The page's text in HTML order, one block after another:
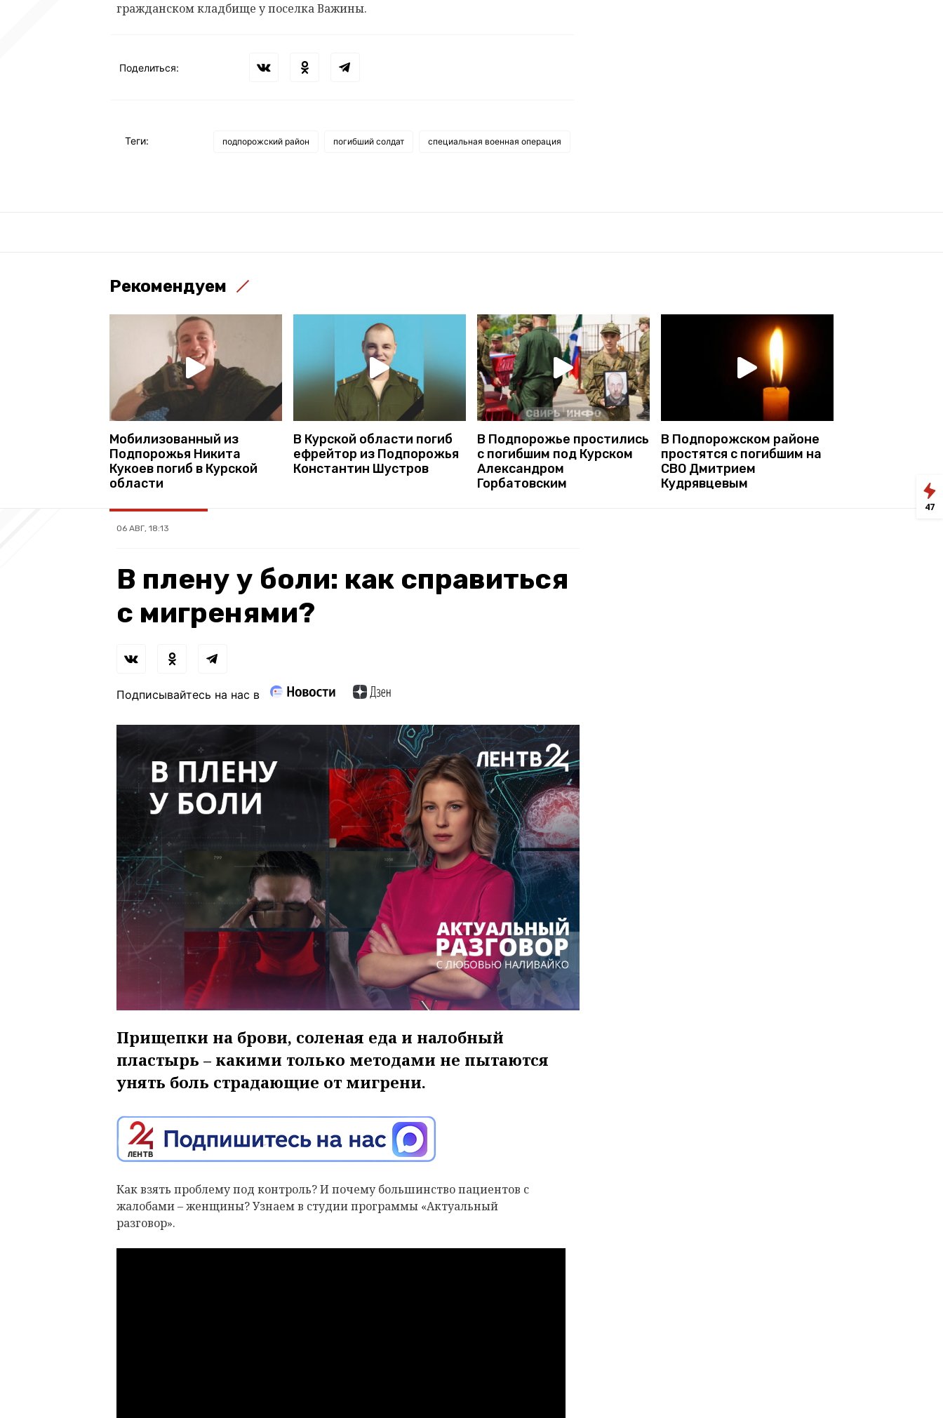
гражданском кладбище у поселка Важины.
Поделиться:
Теги: подпорожский район погибший солдат специальная военная операция
Рекомендуем
Мобилизованный из
Подпорожья Никита
Кукоев погиб в Курской
области
В Курской области погиб
ефрейтор из Подпорожья
Константин Шустров
В Подпорожье простились
с погибшим под Курском
Александром
Горбатовским
В Подпорожском районе
простятся с погибшим на
СВО Дмитрием
Кудрявцевым
06 АВГ, 18:13
В плену у боли: как справиться
с мигренями?
Подписывайтесь на нас в
Прищепки на брови, соленая еда и налобный
пластырь – какими только методами не пытаются
унять боль страдающие от мигрени.
Как взять проблему под контроль? И почему большинство пациентов с
жалобами – женщины? Узнаем в студии программы «Актуальный
разговор».
47